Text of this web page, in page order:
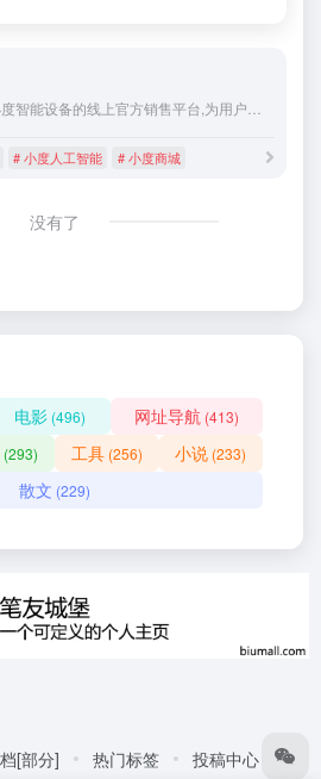
# 小度人工智能 # 小度商城
没有了
电影 (496) 网址导航 (413)
(293) 工具(256) 小说 (233)
散文 (229)
[部分] 热门标签 投稿中心